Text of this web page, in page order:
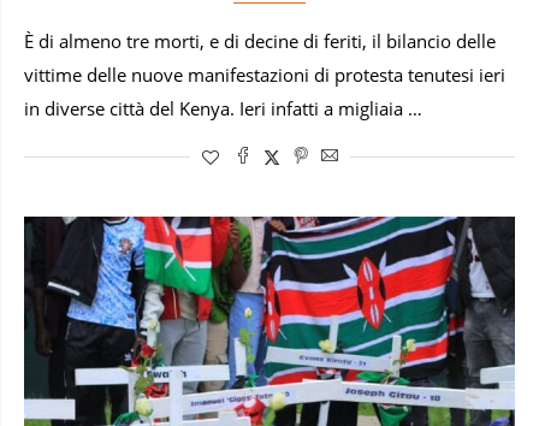
È di almeno tre morti, e di decine di feriti, il bilancio delle
vittime delle nuove manifestazioni di protesta tenutesi ieri
in diverse città del Kenya. Ieri infatti a migliaia …